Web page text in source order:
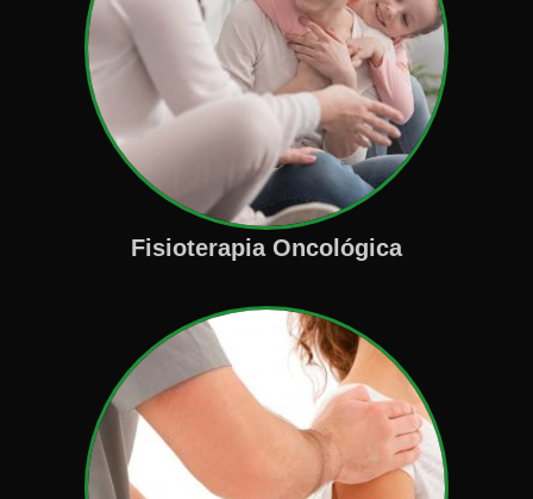
Fisioterapia Oncológica